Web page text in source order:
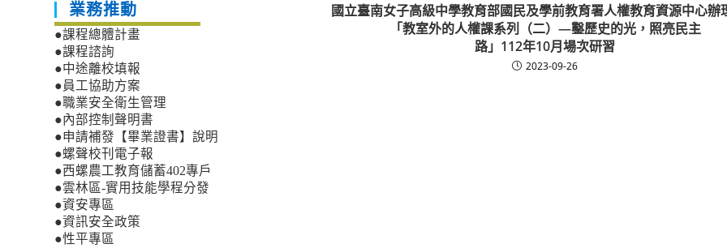
國立臺南女子高級中學教育部國民及學前教育署人權教育資源中心辦
「教室外的人權課系列（二）—鑿歷史的光，照亮民主
路」112年10月場次研習
2023-09-26
業務推動
●課程總體計畫
●課程諮詢
●中途離校填報
●員工協助方案
●職業安全衛生管理
●內部控制聲明書
●申請補發【畢業證書】說明
●螺聲校刊電子報
●西螺農工教育儲蓄402專戶
●雲林區-實用技能學程分發
●資安專區
●資訊安全政策
●性平專區